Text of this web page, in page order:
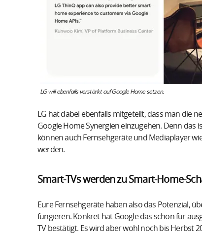
LG will ebenfalls verstärkt auf Google Home setzen.
LG hat dabei ebenfalls mitgeteilt, dass man die
Google Home Synergien einzugehen. Denn das
können auch Fernsehgeräte und Mediaplayer
werden.
Smart-TVs werden zu Smart-Home-
Eure Fernsehgeräte haben also das Potenzial,
fungieren. Konkret hat Google das schon für
TV bestätigt. Es wird aber wohl noch bis Herbst